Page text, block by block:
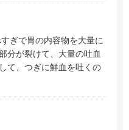
ぎで胃の内容物を大量に
分が裂けて、大量の吐血
て、つぎに鮮血を吐くの